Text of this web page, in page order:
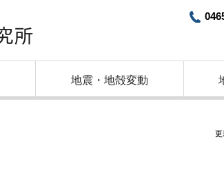
地震・地殻変動
更